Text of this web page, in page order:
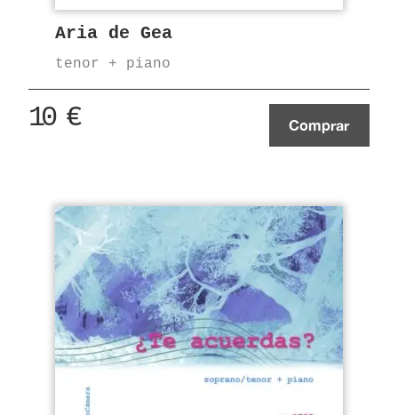
Aria de Gea
tenor + piano
10 € Comprar